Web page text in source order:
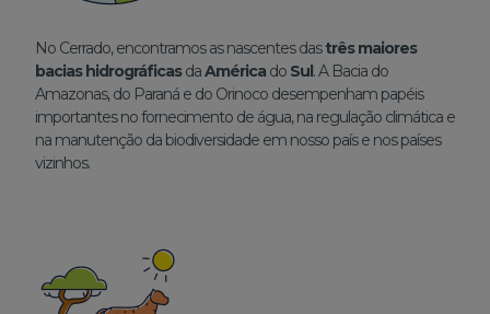
No Cerrado, encontramos as nascentes dastrês maiores
bacias hidrográficasdaAmérica do Sul. A Bacia do
Amazonas, do Paraná e do Orinoco desempenham papéis
importantes no fornecimento de água, na regulação climática e
na manutenção da biodiversidade em nosso país e nos países
vizinhos.